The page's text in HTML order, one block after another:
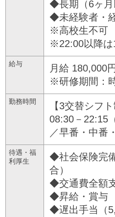
◆長期（6ヶ月
◆未経験者・
※高校生不可
※22:00以降は
給与
月給 180,000
※研修期間：
勤務時間
【3交替シフト
08:30－22:15
／早番・中番
待遇・福
利厚生
◆社会保険完
合）
◆交通費全額
◆昇給・賞与
◆遅出手当（